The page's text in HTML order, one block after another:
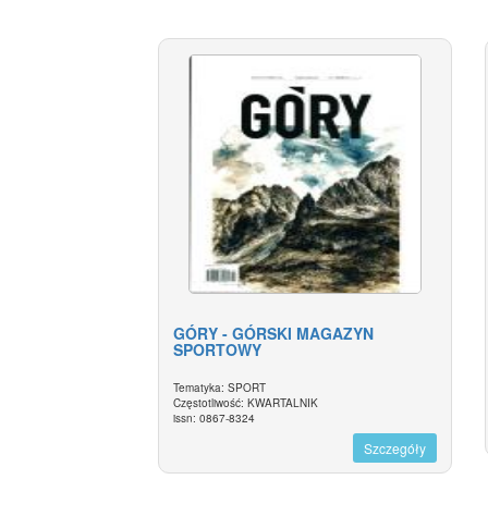
GÓRY - GÓRSKI MAGAZYN
SPORTOWY
Tematyka: SPORT
Częstotliwość: KWARTALNIK
issn: 0867-8324
Szczegóły